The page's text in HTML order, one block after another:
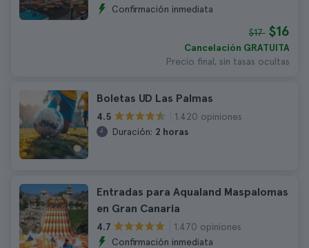
Confirmación inmediata
$17 $16
Cancelación GRATUITA
Precio final, sin tasas ocultas
Boletas UD Las Palmas
4.5
1.420 opiniones
Duración: 2 horas
Entradas para Aqualand Maspalomas
en Gran Canaria
4.7
1.470 opiniones
Confirmación inmediata